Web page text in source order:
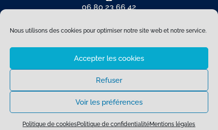
Nous utilisons des cookies pour optimiser notre site web et notre service.
Accepter les cookies
Refuser
Voir les préférences
Politique de cookiesPolitique de confidentialitéMentions légales
06 80 23 66 42
Copyright © 2026 International Yacht Club de Hyères |
Refonte byEllebay Digital